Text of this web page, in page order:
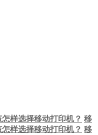
样选择移动打印机？ 移
怎样选择移动打印机？ 移